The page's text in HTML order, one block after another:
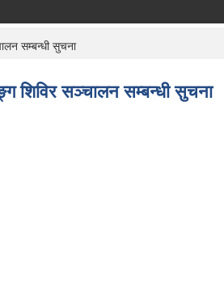
सम्बन्धी सुचना
शिविर सञ्‍चालन सम्बन्धी सुचना